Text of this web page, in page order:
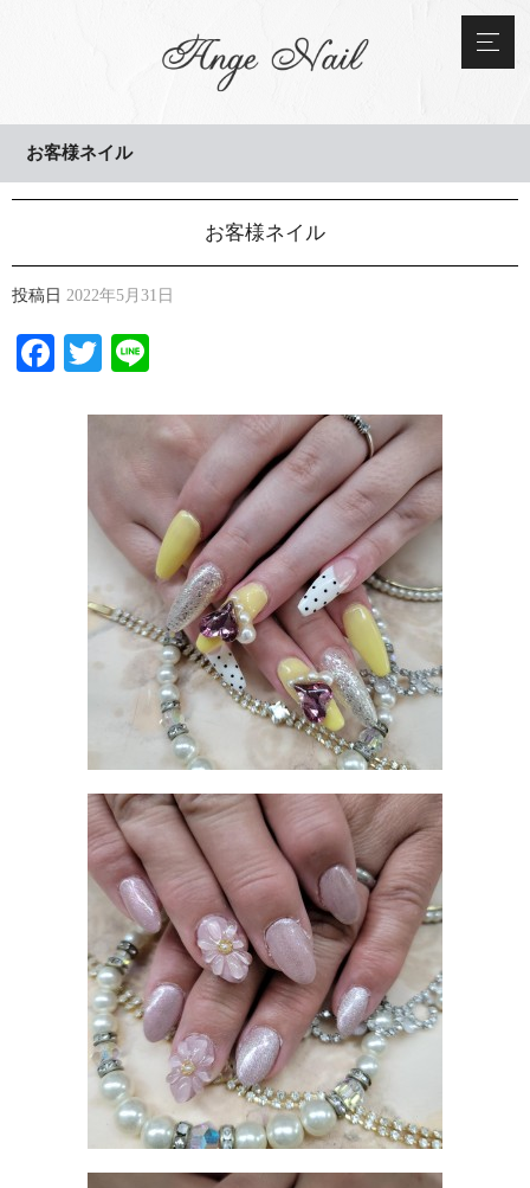
お客様ネイル
お客様ネイル
投稿日 2022年5月31日
Facebook
Twitter